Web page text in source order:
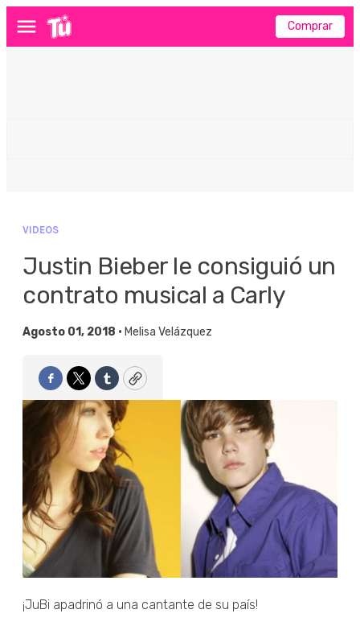
Menú Comprar
VIDEOS
Justin Bieber le consiguió un
contrato musical a Carly
Agosto 01, 2018 • Melisa Velázquez
Facebook
TwitterTumblrCopy
¡JuBi apadrinó a una cantante de su país!